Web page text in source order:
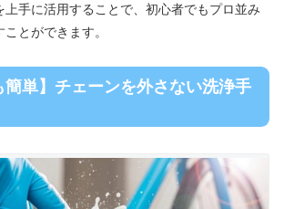
上手に活用することで、初心者でもプロ並み
とができます。
簡単】チェーンを外さない洗浄手